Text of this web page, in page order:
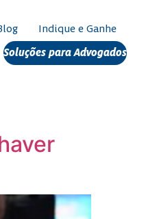
Indique e Ganhe
Soluções para Advogados